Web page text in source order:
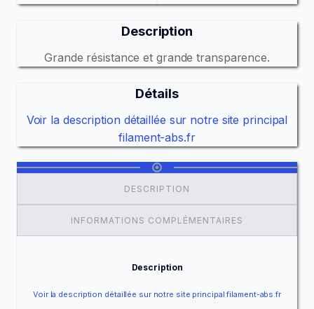
produit
Description
Grande résistance et grande transparence.
Détails
Voir la description détaillée sur notre site principal
filament-abs.fr
DESCRIPTION
INFORMATIONS COMPLÉMENTAIRES
Description
Voir la description détaillée sur notre site principal filament-abs.fr